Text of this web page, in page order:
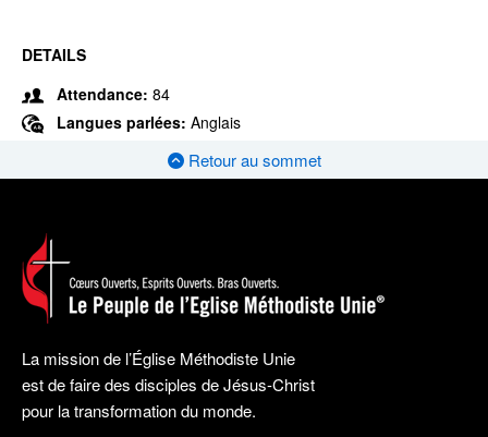
DETAILS
Attendance: 84
Langues parlées: Anglais
Retour au sommet
La mission de l’Église Méthodiste Unie
est de faire des disciples de Jésus-Christ
pour la transformation du monde.